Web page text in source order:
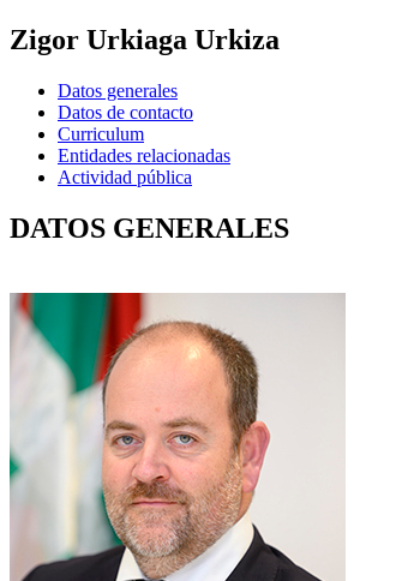
Zigor Urkiaga Urkiza
Datos generales
Datos de contacto
Curriculum
Entidades relacionadas
Actividad pública
DATOS GENERALES